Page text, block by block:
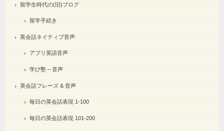
留学生時代の(旧)ブログ
留学手続き
英会話ネイティブ音声
アプリ英語音声
学び塾 – 音声
英会話フレーズ & 音声
毎日の英会話表現 1-100
毎日の英会話表現 101-200